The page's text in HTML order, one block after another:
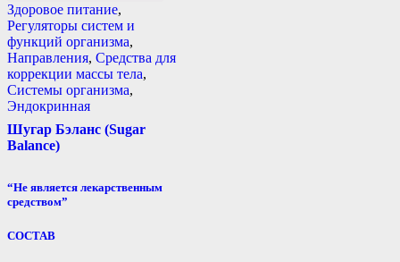
Здоровое питание,
Регуляторы систем и
функций организма,
Направления, Средства для
коррекции массы тела,
Системы организма,
Эндокринная
Шугар Бэланс (Sugar
Balance)
“Не является лекарственным
средством”
СОСТАВ